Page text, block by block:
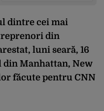
dintre cei mai
din
luni seară, 16
Manhattan, New
făcute pentru CNN